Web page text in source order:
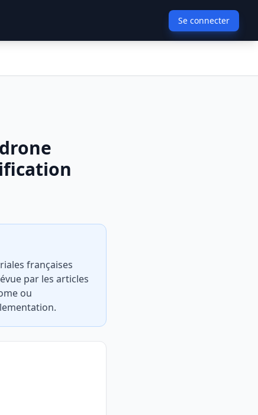
Se connecter
françaises
par les articles
ou